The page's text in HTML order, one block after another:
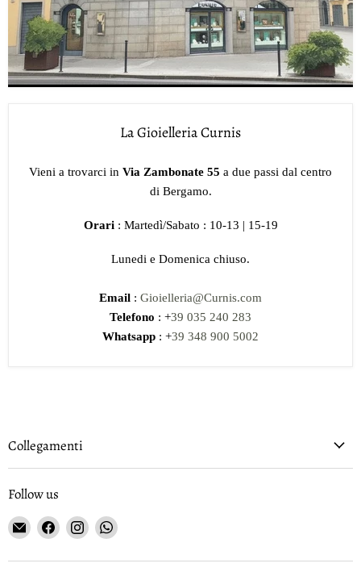
La Gioielleria Curnis
Vieni a trovarci in Via Zambonate 55 a due passi dal centro
di Bergamo.
Orari : Martedì/Sabato : 10-13 | 15-19
Lunedi e Domenica chiuso.
Email : Gioielleria@Curnis.com
Telefono : +39 035 240 283
Whatsapp : +39 348 900 5002
Collegamenti
Follow us
Email
Gioielleria
Curnis
Find
on
Find
on
Find
on